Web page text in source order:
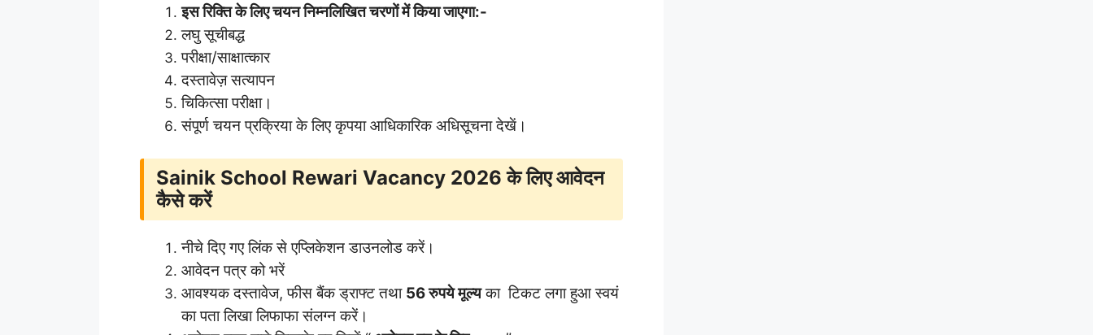
इस रिक्ति के लिए चयन निम्नलिखित चरणों में किया जाएगा:-
लघु सूचीबद्ध
परीक्षा/साक्षात्कार
दस्तावेज़ सत्यापन
चिकित्सा परीक्षा।
संपूर्ण चयन प्रक्रिया के लिए कृपया आधिकारिक अधिसूचना देखें।
Sainik School Rewari Vacancy 2026 के लिए आवेदन
कैसे करें
नीचे दिए गए लिंक से एप्लिकेशन डाउनलोड करें।
आवेदन पत्र को भरें
आवश्यक दस्तावेज, फीस बैंक ड्राफ्ट तथा 56 रुपये मूल्यका टिकट लगा हुआ स्वयं
का पता लिखा लिफाफा संलग्न करें।